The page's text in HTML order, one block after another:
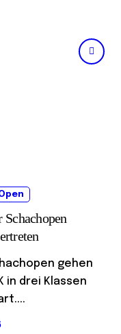
gehen
in drei Klassen